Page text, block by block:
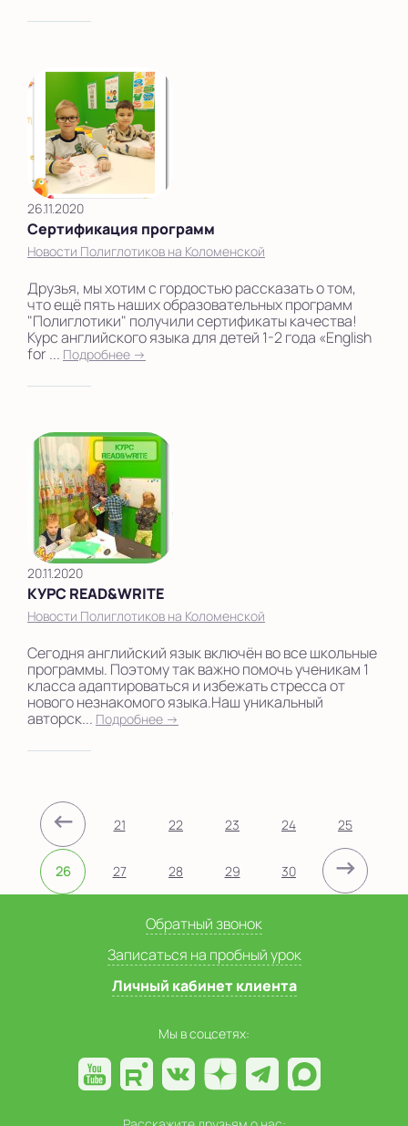
26.11.2020
Сертификация программ
Новости Полиглотиков на Коломенской
Друзья, мы хотим с гордостью рассказать о том,
что ещё пять наших образовательных программ
"Полиглотики" получили сертификаты качества!
Курс английского языка для детей 1-2 года «English
for ... Подробнее →
20.11.2020
КУРС READ&WRITE
Новости Полиглотиков на Коломенской
Сегодня английский язык включён во все школьные
программы. Поэтому так важно помочь ученикам 1
класса адаптироваться и избежать стресса от
нового незнакомого языка.Наш уникальный
авторск... Подробнее →
← 21 22 23 24 25
26 27 28 29 30 →
Обратный звонок
Записаться на пробный урок
Личный кабинет клиента
Мы в соцсетях: